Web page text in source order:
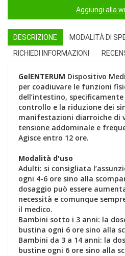
Aggiungi alla
DESCRIZIONE
MODALITÀ DI
RICHIEDI INFORMAZIONI
GelENTERUM Dispositivo
per coadiuvare le funzioni
dell’intestino,
controllo e la riduzione dei
manifestazioni diarroiche di
tensione addominale e
Agisce entro 12 ore.
Modalità d'uso
Adulti: si consigliata
ogni 4-6 ore sino alla
dosaggio può essere
necessità e comunque
il medico.
Bambini sotto i 3 anni: la
bustina ogni 6 ore sino alla
Bambini da 3 a 14 anni: la
bustine ogni 6 ore sino alla